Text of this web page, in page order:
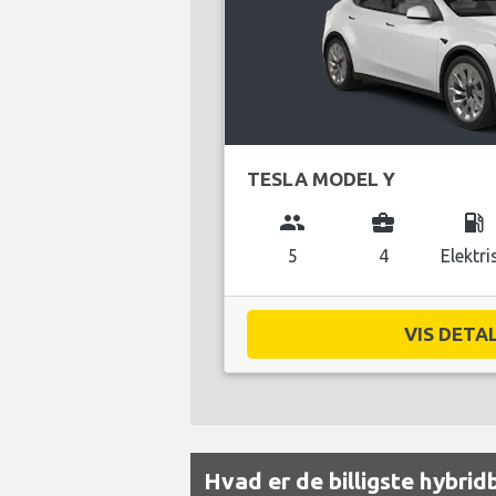
TESLA MODEL Y
group
5
business_center
4
local_gas_station
VIS
Hvad er de billigste